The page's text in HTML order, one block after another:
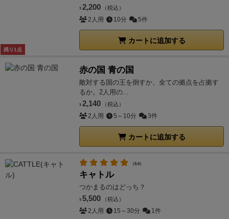
残り1点
¥ 2,200 （税込）
2人用 10分 5件
カートに追加する
赤の国 青の国
敵対する国の王を倒すか、全ての拠点を占拠す
るか。2人用の...
¥ 2,140 （税込）
2人用 5～10分 3件
カートに追加する
（5.0）
キャトル
つかまるのはどっち？
¥ 5,500 （税込）
2人用 15～30分 1件